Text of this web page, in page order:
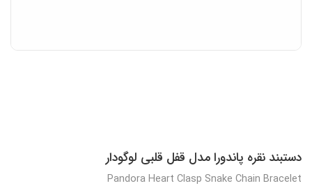
دستبند نقره پاندورا مدل قفل قلبی لوگودار
Pandora Heart Clasp Snake Chain Bracelet